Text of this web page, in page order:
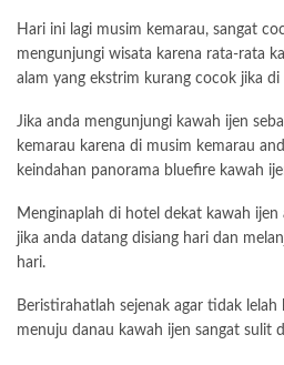
Hari ini lagi musim kemarau, sangat
mengunjungi wisata karena rata-rata
alam yang ekstrim kurang cocok jika
Jika anda mengunjungi kawah ijen
kemarau karena di musim kemarau
keindahan panorama bluefire kawah
Menginaplah di hotel dekat kawah
jika anda datang disiang hari dan
hari.
Beristirahatlah sejenak agar tidak
menuju danau kawah ijen sangat sulit